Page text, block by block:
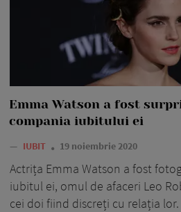
Emma Watson a fost
compania iubitului ei
— IUBIT 19 noiembrie 2020
Actrița Emma Watson a fost
iubitul ei, omul de afaceri Leo
cei doi fiind discreți cu relația lor.